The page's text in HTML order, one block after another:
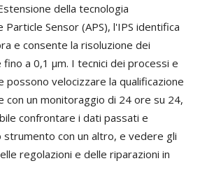
della tecnologia
Sensor (APS), l'IPS identifica
e consente la risoluzione dei
a 0,1 µm. I tecnici dei processi e
possono velocizzare la qualificazione
con un monitoraggio di 24 ore su 24,
confrontare i dati passati e
strumento con un altro, e vedere gli
regolazioni e delle riparazioni in